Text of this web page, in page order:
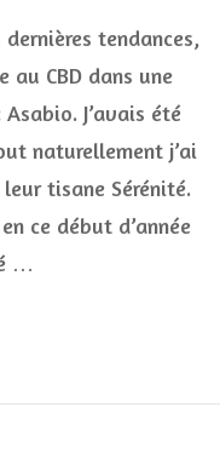
de
tendances,
au CBD dans une
J’avais été
naturellement j’ai
tisane Sérénité.
ce début d’année
…